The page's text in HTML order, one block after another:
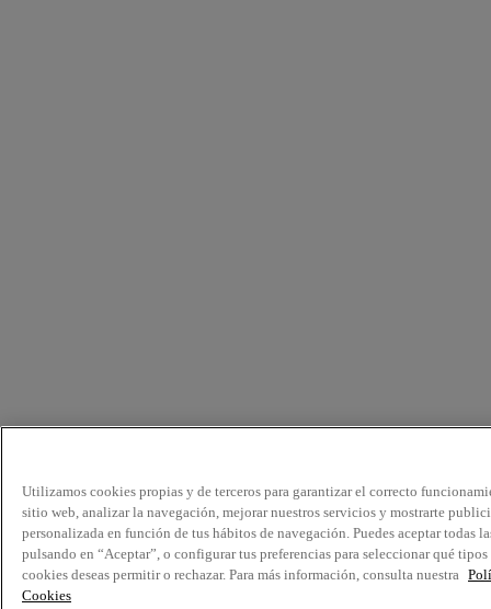
Utilizamos cookies propias y de terceros para garantizar el correcto
sitio web, analizar la navegación, mejorar nuestros servicios y mostrarte
personalizada en función de tus hábitos de navegación. Puedes aceptar todas
pulsando en “Aceptar”, o configurar tus preferencias para seleccionar qué tipos
cookies deseas permitir o rechazar. Para más información, consulta nuestra
Cookies